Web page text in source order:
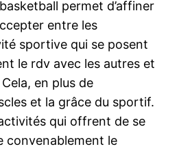
permet d’affiner
entre les
sportive qui se posent
le rdv avec les autres et
en plus de
et la grâce du sportif.
qui offrent de se
convenablement le